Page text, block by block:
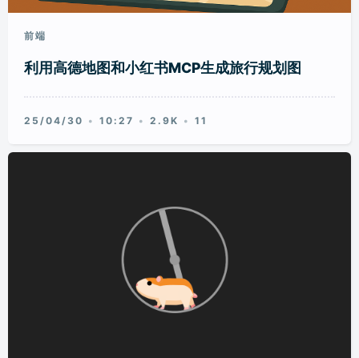
前端
利用高德地图和小红书MCP生成旅行规划图
25/04/30 10:27 2.9K 11